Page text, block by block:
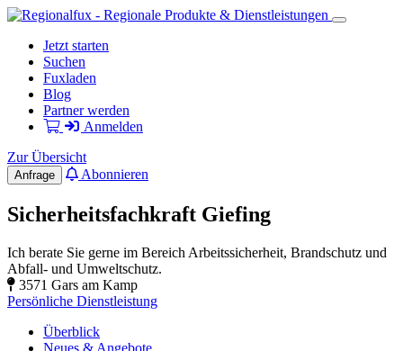
Jetzt starten
Suchen
Fuxladen
Blog
Partner werden
Anmelden
Zur Übersicht
Anfrage Abonnieren
Sicherheitsfachkraft Giefing
Ich berate Sie gerne im Bereich Arbeitssicherheit, Brandschutz und
Abfall- und Umweltschutz.
3571 Gars am Kamp
Persönliche Dienstleistung
Überblick
Neues & Angebote